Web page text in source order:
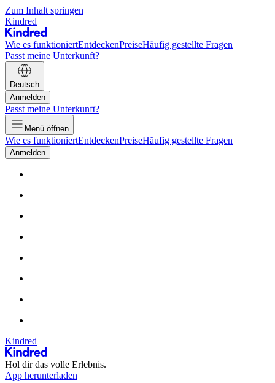
Zum Inhalt springen
Kindred
Wie es funktioniertEntdeckenPreiseHäufig gestellte Fragen
Passt meine Unterkunft?
Deutsch
Anmelden
Passt meine Unterkunft?
Menü öffnen
Wie es funktioniertEntdeckenPreiseHäufig gestellte Fragen
Anmelden
Kindred
Hol dir das volle Erlebnis.
App herunterladen